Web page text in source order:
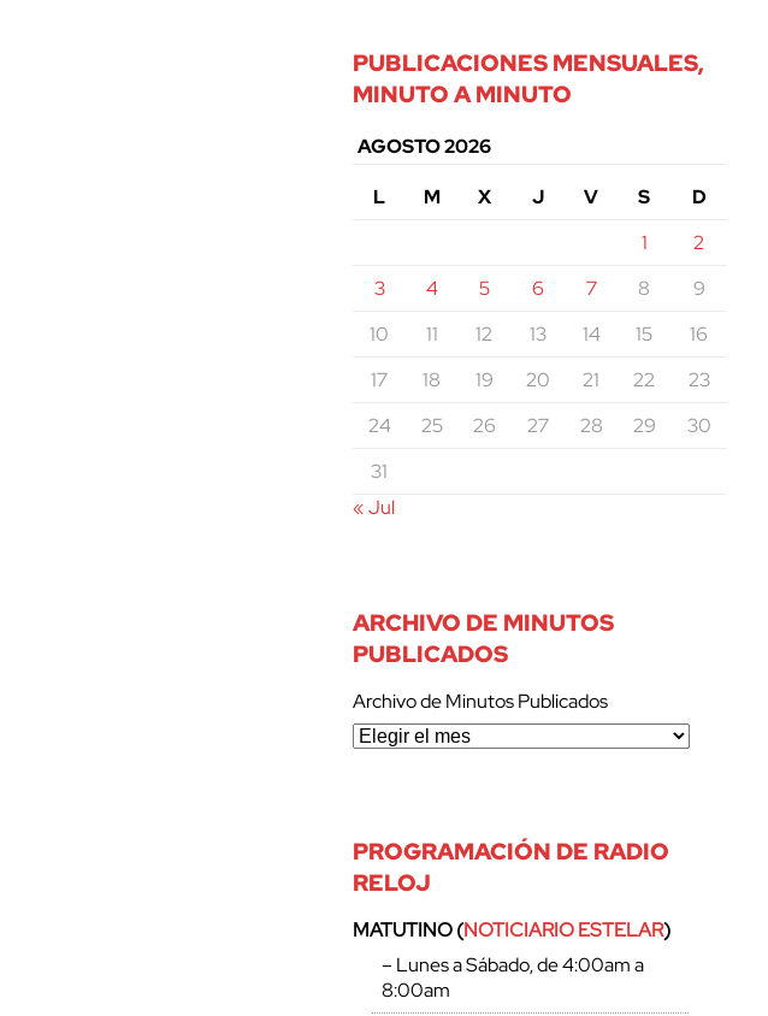
PUBLICACIONES MENSUALES,
MINUTO A MINUTO
AGOSTO 2026
L
M X J V S
D
1
2
3
4 5 6 7 8
9
10
11 12 13 14 15
16
17
18 19 20 21 22
23
24
25 26 27 28 29
30
31
« Jul
ARCHIVO DE MINUTOS
PUBLICADOS
Archivo de Minutos Publicados
PROGRAMACIÓN DE RADIO
RELOJ
MATUTINO (NOTICIARIO ESTELAR)
– Lunes a Sábado, de 4:00am a
8:00am